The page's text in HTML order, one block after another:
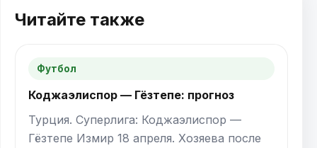
Читайте также
Футбол
Коджаэлиспор — Гёзтепе: прогноз
Турция. Суперлига: Коджаэлиспор —
Гёзтепе Измир 18 апреля. Хозяева после